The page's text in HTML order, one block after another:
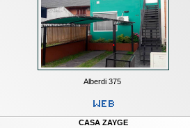
Alberdi 375
CASA ZAYGE